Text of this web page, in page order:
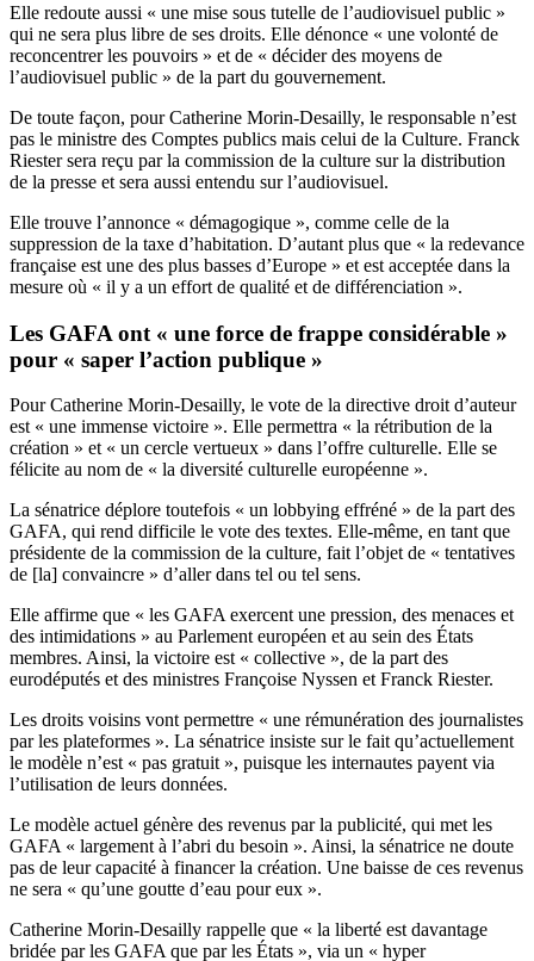
Elle redoute aussi « une mise sous tutelle de l’audiovisuel public »
qui ne sera plus libre de ses droits. Elle dénonce « une volonté de
reconcentrer les pouvoirs » et de « décider des moyens de
l’audiovisuel public » de la part du gouvernement.
De toute façon, pour Catherine Morin-Desailly, le responsable n’est
pas le ministre des Comptes publics mais celui de la Culture. Franck
Riester sera reçu par la commission de la culture sur la distribution
de la presse et sera aussi entendu sur l’audiovisuel.
Elle trouve l’annonce « démagogique », comme celle de la
suppression de la taxe d’habitation. D’autant plus que « la redevance
française est une des plus basses d’Europe » et est acceptée dans la
mesure où « il y a un effort de qualité et de différenciation ».
Les GAFA ont « une force de frappe considérable »
pour « saper l’action publique »
Pour Catherine Morin-Desailly, le vote de la directive droit d’auteur
est « une immense victoire ». Elle permettra « la rétribution de la
création » et « un cercle vertueux » dans l’offre culturelle. Elle se
félicite au nom de « la diversité culturelle européenne ».
La sénatrice déplore toutefois « un lobbying effréné » de la part des
GAFA, qui rend difficile le vote des textes. Elle-même, en tant que
présidente de la commission de la culture, fait l’objet de « tentatives
de [la] convaincre » d’aller dans tel ou tel sens.
Elle affirme que « les GAFA exercent une pression, des menaces et
des intimidations » au Parlement européen et au sein des États
membres. Ainsi, la victoire est « collective », de la part des
eurodéputés et des ministres Françoise Nyssen et Franck Riester.
Les droits voisins vont permettre « une rémunération des journalistes
par les plateformes ». La sénatrice insiste sur le fait qu’actuellement
le modèle n’est « pas gratuit », puisque les internautes payent via
l’utilisation de leurs données.
Le modèle actuel génère des revenus par la publicité, qui met les
GAFA « largement à l’abri du besoin ». Ainsi, la sénatrice ne doute
pas de leur capacité à financer la création. Une baisse de ces revenus
ne sera « qu’une goutte d’eau pour eux ».
Catherine Morin-Desailly rappelle que « la liberté est davantage
bridée par les GAFA que par les États », via un « hyper